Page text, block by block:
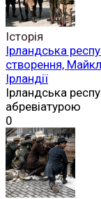
Історія
Ірландська
створення,
Ірландії
Ірландська
абревіатурою
0